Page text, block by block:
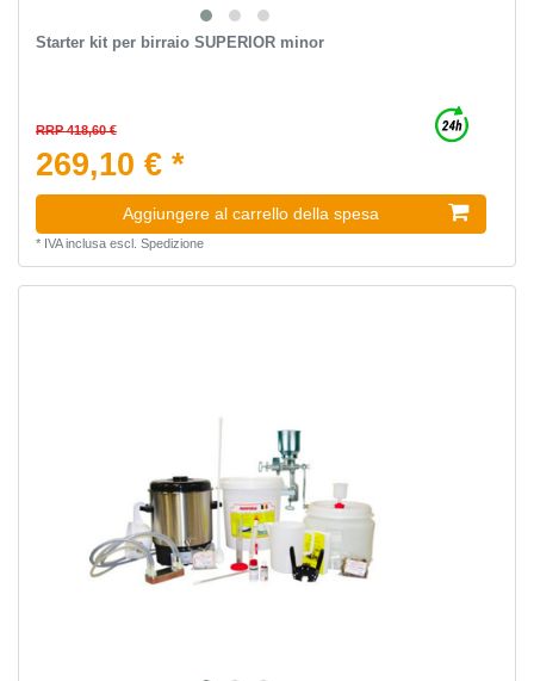
Starter kit per birraio SUPERIOR minor
RRP 418,60 €
269,10 € *
Aggiungere al carrello della spesa
* IVA inclusaescl. Spedizione